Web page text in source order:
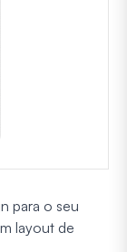
para o seu
layout de